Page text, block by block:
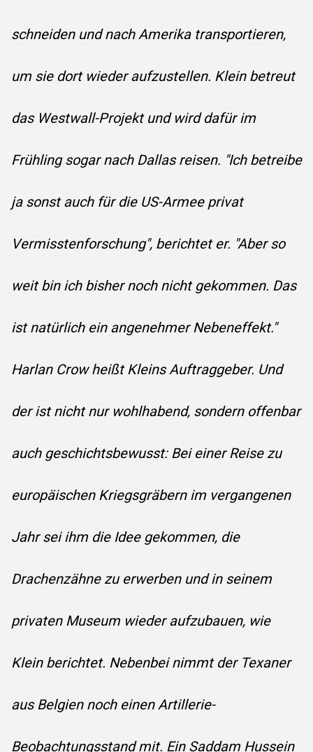
schneiden und nach Amerika transportieren,
um sie dort wieder aufzustellen. Klein betreut
das Westwall-Projekt und wird dafür im
Frühling sogar nach Dallas reisen. "Ich betreibe
ja sonst auch für die US-Armee privat
Vermisstenforschung", berichtet er. "Aber so
weit bin ich bisher noch nicht gekommen. Das
ist natürlich ein angenehmer Nebeneffekt."
Harlan Crow heißt Kleins Auftraggeber. Und
der ist nicht nur wohlhabend, sondern offenbar
auch geschichtsbewusst: Bei einer Reise zu
europäischen Kriegsgräbern im vergangenen
Jahr sei ihm die Idee gekommen, die
Drachenzähne zu erwerben und in seinem
privaten Museum wieder aufzubauen, wie
Klein berichtet. Nebenbei nimmt der Texaner
aus Belgien noch einen Artillerie-
Beobachtungsstand mit. Ein Saddam Hussein